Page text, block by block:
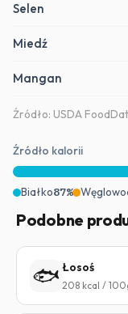
Selen
Miedź
Mangan
Źródło: USDA
Źródło kalorii
Białko87%
Podobne
🐟 Łosoś
208 kcal /